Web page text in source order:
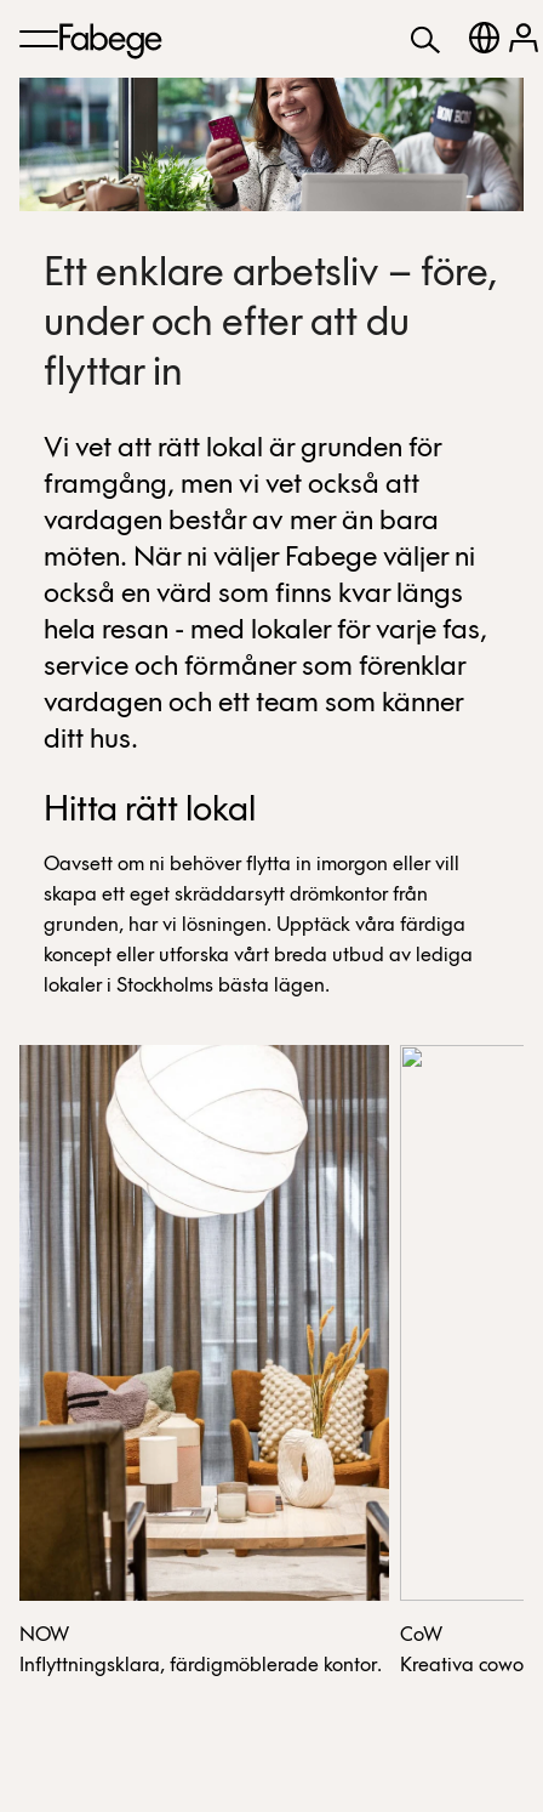
Ett enklare arbetsliv – före,
under och efter att du
flyttar in
Vi vet att rätt lokal är grunden för
framgång, men vi vet också att
vardagen består av mer än bara
möten. När ni väljer Fabege väljer ni
också en värd som finns kvar längs
hela resan - med lokaler för varje fas,
service och förmåner som förenklar
vardagen och ett team som känner
ditt hus.
Hitta rätt lokal
Oavsett om ni behöver flytta in imorgon eller vill
skapa ett eget skräddarsytt drömkontor från
grunden, har vi lösningen. Upptäck våra färdiga
koncept eller utforska vårt breda utbud av lediga
lokaler i Stockholms bästa lägen.
NOW
Inflyttningsklara, färdigmöblerade kontor.
CoW
Kreativa